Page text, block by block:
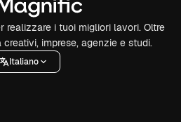
realizzare i tuoi migliori lavori. Oltre
imprese, agenzie e studi.
Italiano